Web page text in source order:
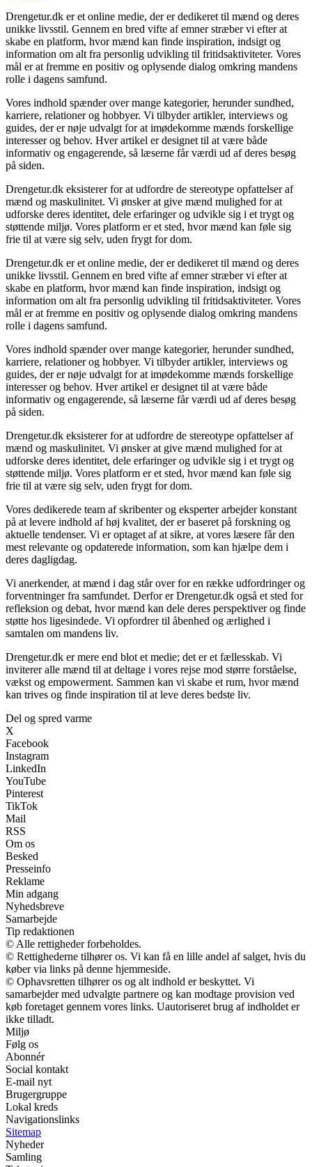
Drengetur.dk er et online medie, der er dedikeret til mænd og deres
unikke livsstil. Gennem en bred vifte af emner stræber vi efter at
skabe en platform, hvor mænd kan finde inspiration, indsigt og
information om alt fra personlig udvikling til fritidsaktiviteter. Vores
mål er at fremme en positiv og oplysende dialog omkring mandens
rolle i dagens samfund.
Vores indhold spænder over mange kategorier, herunder sundhed,
karriere, relationer og hobbyer. Vi tilbyder artikler, interviews og
guides, der er nøje udvalgt for at imødekomme mænds forskellige
interesser og behov. Hver artikel er designet til at være både
informativ og engagerende, så læserne får værdi ud af deres besøg
på siden.
Drengetur.dk eksisterer for at udfordre de stereotype opfattelser af
mænd og maskulinitet. Vi ønsker at give mænd mulighed for at
udforske deres identitet, dele erfaringer og udvikle sig i et trygt og
støttende miljø. Vores platform er et sted, hvor mænd kan føle sig
frie til at være sig selv, uden frygt for dom.
Drengetur.dk er et online medie, der er dedikeret til mænd og deres
unikke livsstil. Gennem en bred vifte af emner stræber vi efter at
skabe en platform, hvor mænd kan finde inspiration, indsigt og
information om alt fra personlig udvikling til fritidsaktiviteter. Vores
mål er at fremme en positiv og oplysende dialog omkring mandens
rolle i dagens samfund.
Vores indhold spænder over mange kategorier, herunder sundhed,
karriere, relationer og hobbyer. Vi tilbyder artikler, interviews og
guides, der er nøje udvalgt for at imødekomme mænds forskellige
interesser og behov. Hver artikel er designet til at være både
informativ og engagerende, så læserne får værdi ud af deres besøg
på siden.
Drengetur.dk eksisterer for at udfordre de stereotype opfattelser af
mænd og maskulinitet. Vi ønsker at give mænd mulighed for at
udforske deres identitet, dele erfaringer og udvikle sig i et trygt og
støttende miljø. Vores platform er et sted, hvor mænd kan føle sig
frie til at være sig selv, uden frygt for dom.
Vores dedikerede team af skribenter og eksperter arbejder konstant
på at levere indhold af høj kvalitet, der er baseret på forskning og
aktuelle tendenser. Vi er optaget af at sikre, at vores læsere får den
mest relevante og opdaterede information, som kan hjælpe dem i
deres dagligdag.
Vi anerkender, at mænd i dag står over for en række udfordringer og
forventninger fra samfundet. Derfor er Drengetur.dk også et sted for
refleksion og debat, hvor mænd kan dele deres perspektiver og finde
støtte hos ligesindede. Vi opfordrer til åbenhed og ærlighed i
samtalen om mandens liv.
Drengetur.dk er mere end blot et medie; det er et fællesskab. Vi
inviterer alle mænd til at deltage i vores rejse mod større forståelse,
vækst og empowerment. Sammen kan vi skabe et rum, hvor mænd
kan trives og finde inspiration til at leve deres bedste liv.
Del og spred varme
X
Facebook
Instagram
LinkedIn
YouTube
Pinterest
TikTok
Mail
RSS
Om os
Besked
Presseinfo
Reklame
Min adgang
Nyhedsbreve
Samarbejde
Tip redaktionen
© Alle rettigheder forbeholdes.
© Rettighederne tilhører os. Vi kan få en lille andel af salget, hvis du
køber via links på denne hjemmeside.
© Ophavsretten tilhører os og alt indhold er beskyttet. Vi
samarbejder med udvalgte partnere og kan modtage provision ved
køb foretaget gennem vores links. Uautoriseret brug af indholdet er
ikke tilladt.
Miljø
Følg os
Abonnér
Social kontakt
E-mail nyt
Brugergruppe
Lokal kreds
Navigationslinks
Sitemap
Nyheder
Samling